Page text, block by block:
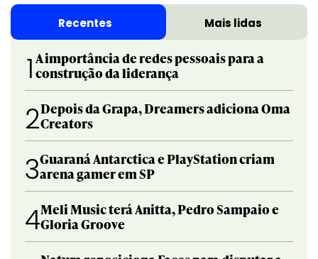
Recentes Mais lidas
1 A importância de redes pessoais para a
construção da liderança
2Depois da Grapa, Dreamers adiciona Oma
Creators
3Guaraná Antarctica e PlayStation criam
arena gamer em SP
4Meli Music terá Anitta, Pedro Sampaio e
Gloria Groove